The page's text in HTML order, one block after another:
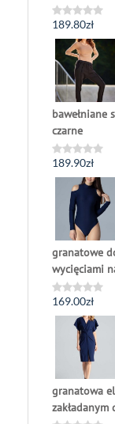
Oceniono
0
5
189.80zł
bawełniane
czarne
Oceniono
0
189.90zł
granatowe
wycięciami
Oceniono
0
169.00zł
granatowa
zakładanym